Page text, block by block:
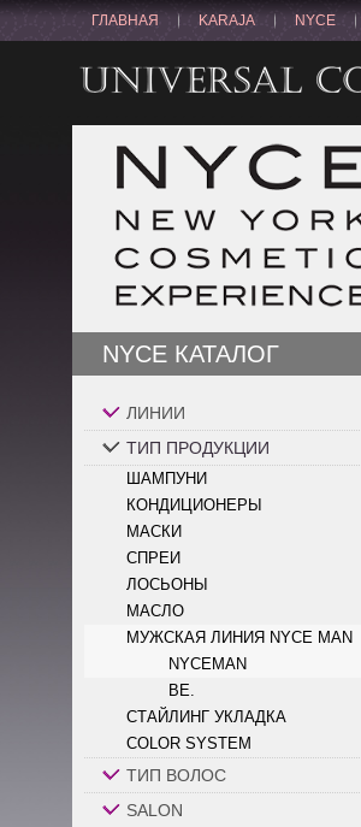
ГЛАВНАЯ KARAJA NYCE
NYCE КАТАЛОГ
ЛИНИИ
ТИП ПРОДУКЦИИ
ШАМПУНИ
КОНДИЦИОНЕРЫ
МАСКИ
СПРЕИ
ЛОСЬОНЫ
МАСЛО
МУЖСКАЯ ЛИНИЯ NYCE MAN
NYCEMAN
BE.
СТАЙЛИНГ УКЛАДКА
COLOR SYSTEM
ТИП ВОЛОС
SALON